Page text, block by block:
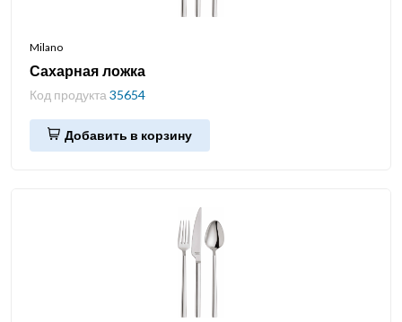
Milano
Сахарная ложка
Код продукта 35654
Добавить в корзину